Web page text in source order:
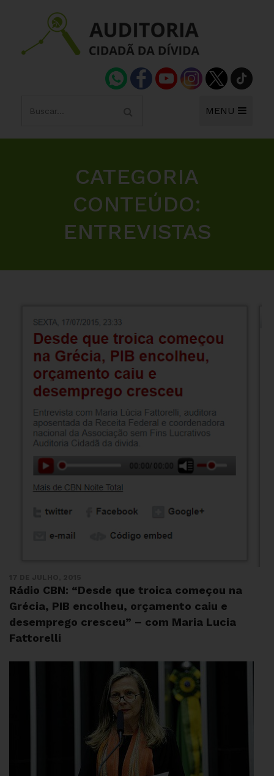
MENU
CATEGORIA
CONTEÚDO:
ENTREVISTAS
Rádio CBN: “Desde que troica começou na
Grécia, PIB encolheu, orçamento caiu e
desemprego cresceu” – com Maria Lucia
Fattorelli